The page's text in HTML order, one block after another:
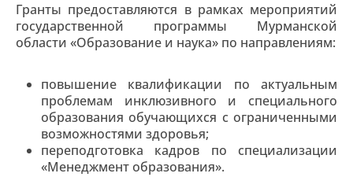
Гранты предоставляются в рамках мероприятий
государственной программы Мурманской
области «Образование и наука» по направлениям:
повышение квалификации по актуальным
проблемам инклюзивного и специального
образования обучающихся с ограниченными
возможностями здоровья;
переподготовка кадров по специализации
«Менеджмент образования».